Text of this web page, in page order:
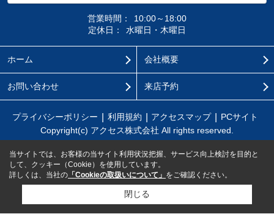
営業時間：
10:00～18:00
定休日：
水曜日・木曜日
ホーム 会社概要
お問い合わせ 来店予約
プライバシーポリシー 利用規約 アクセスマップ
PCサイト
Copyright(c) アクセス株式会社 All rights reserved.
当サイトでは、お客様の当サイト利用状況把握、サービス向上検討を目的と
して、クッキー（Cookie）を使用しています。
詳しくは、当社の 「Cookieの取扱いについて」 をご確認ください。
閉じる